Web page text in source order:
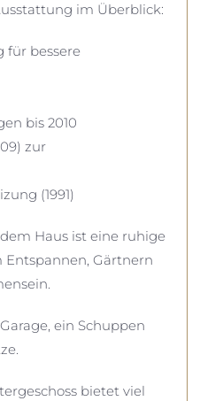
im Überblick:
für bessere
bis 2010
zur
(1991)
Haus ist eine ruhige
Entspannen, Gärtnern
ein Schuppen
bietet viel